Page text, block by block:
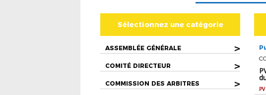
Sélectionnez une catégorie
ASSEMBLÉE GÉNÉRALE >
COMITÉ DIRECTEUR >
COMMISSION DES ARBITRES >